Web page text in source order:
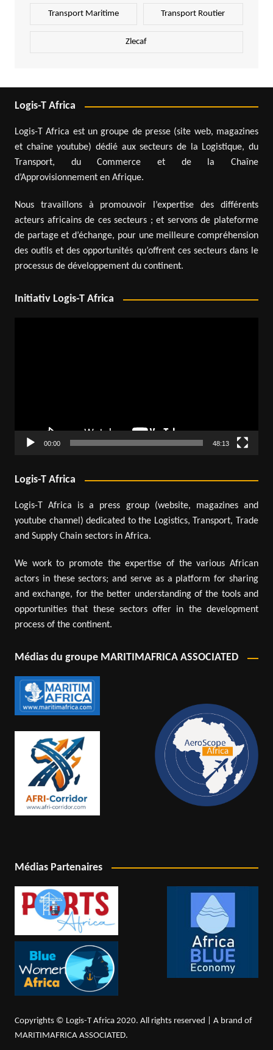
Transport Maritime Transport Routier
Zlecaf
Logis-T Africa
Logis-T Africa est un groupe de presse (site web, magazines
et chaîne youtube) dédié aux secteurs de la Logistique, du
Transport, du Commerce et de la Chaîne
d’Approvisionnement en Afrique.
Nous travaillons à promouvoir l’expertise des différents
acteurs africains de ces secteurs ; et servons de plateforme
de partage et d’échange, pour une meilleure compréhension
des outils et des opportunités qu’offrent ces secteurs dans le
processus de développement du continent.
Initiativ Logis-T Africa
00:00 48:13
Logis-T Africa
Logis-T Africa is a press group (website, magazines and
youtube channel) dedicated to the Logistics, Transport, Trade
and Supply Chain sectors in Africa.
We work to promote the expertise of the various African
actors in these sectors; and serve as a platform for sharing
and exchange, for the better understanding of the tools and
opportunities that these sectors offer in the development
process of the continent.
Médias du groupe MARITIMAFRICA ASSOCIATED
Médias Partenaires
Copyrights © Logis-T Africa 2020. All rights reserved | A brand of
MARITIMAFRICA ASSOCIATED.